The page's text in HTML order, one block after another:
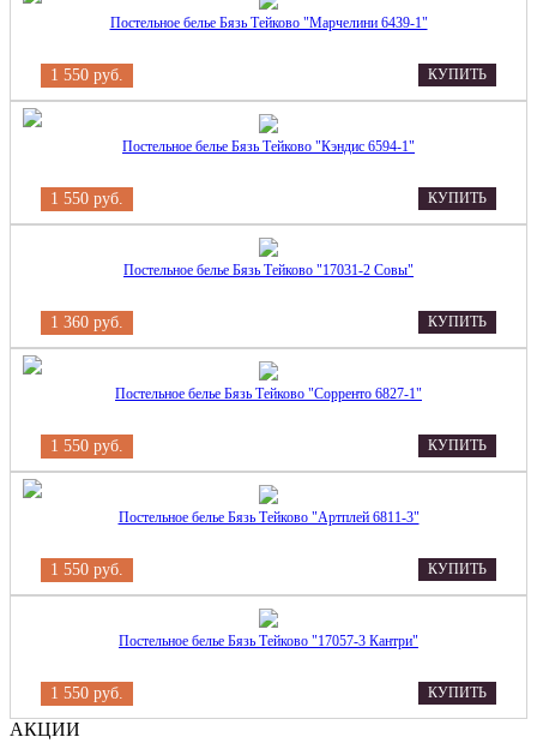
Постельное белье Бязь Тейково "Марчелини 6439-1"
1 550 руб. КУПИТЬ
Постельное белье Бязь Тейково "Кэндис 6594-1"
1 550 руб. КУПИТЬ
Постельное белье Бязь Тейково "17031-2 Совы"
1 360 руб. КУПИТЬ
Постельное белье Бязь Тейково "Сорренто 6827-1"
1 550 руб. КУПИТЬ
Постельное белье Бязь Тейково "Артплей 6811-3"
1 550 руб. КУПИТЬ
Постельное белье Бязь Тейково "17057-3 Кантри"
1 550 руб. КУПИТЬ
АКЦИИ